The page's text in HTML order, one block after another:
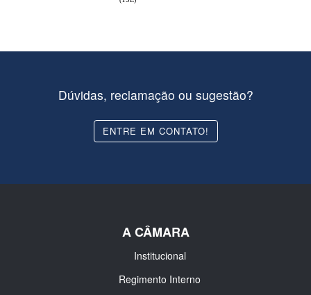
Dúvidas, reclamação ou sugestão?
ENTRE EM CONTATO!
A CÂMARA
Institucional
Regimento Interno